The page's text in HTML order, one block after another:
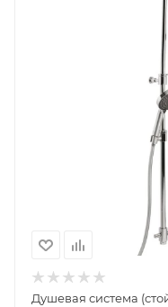
Душевая система